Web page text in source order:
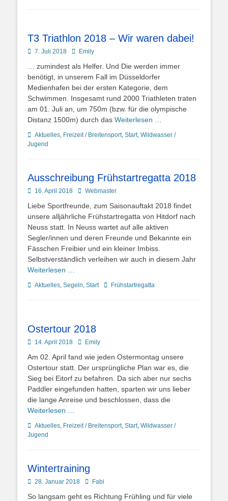
T3 Triathlon 2018 – Wir waren dabei!
Posted
7. Juli 2018 AutorEmily
… zumindest als Helfer. Und Die werden immer
benötigt, in unserem Fall im Düsseldorfer
Medienhafen bei der ersten Kategorie, dem
Schwimmen. Insgesamt rund 2000 Triathleten traten
am 01. Juli an, um 750m (bzw. für die olympische
Distanz 1500m) durch das Weiterlesen …
Kategorien
Aktuelles, Freizeit / Breitensport, Start, Wildwasser /
Jugend
Ausschreibung Frühstartregatta 2018
Posted
16. April 2018 AutorWebmaster
Liebe Sportfreunde, zum Saisonauftakt 2018 findet
unsere alljährliche Frühstartregatta von Hitdorf nach
Neuss statt. In Neuss wartet auf alle aktiven
Segler/innen und deren Freunde und Bekannte ein
Fässchen Freibier und ein kleiner Imbiss.
Selbstverständlich verleihen wir auch in diesem Jahr
Weiterlesen …
Kategorien
Aktuelles, Segeln, Start Schlagworte
Frühstartregatta
Ostertour 2018
Posted
14. April 2018 AutorEmily
Am 02. April fand wie jeden Ostermontag unsere
Ostertour statt. Der ursprüngliche Plan war es, die
Sieg bei Eitorf zu befahren. Da sich aber nur sechs
Paddler eingefunden hatten, sparten wir uns lieber
die lange Anreise und beschlossen, dass die
Weiterlesen …
Kategorien
Aktuelles, Freizeit / Breitensport, Start, Wildwasser /
Jugend
Wintertraining
Posted
28. Januar 2018 AutorFabi
So langsam geht es Richtung Frühling und für viele